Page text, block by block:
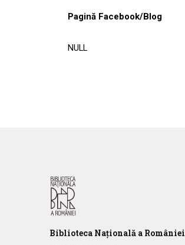
Pagină Facebook/Blog
NULL
Biblioteca Națională a României